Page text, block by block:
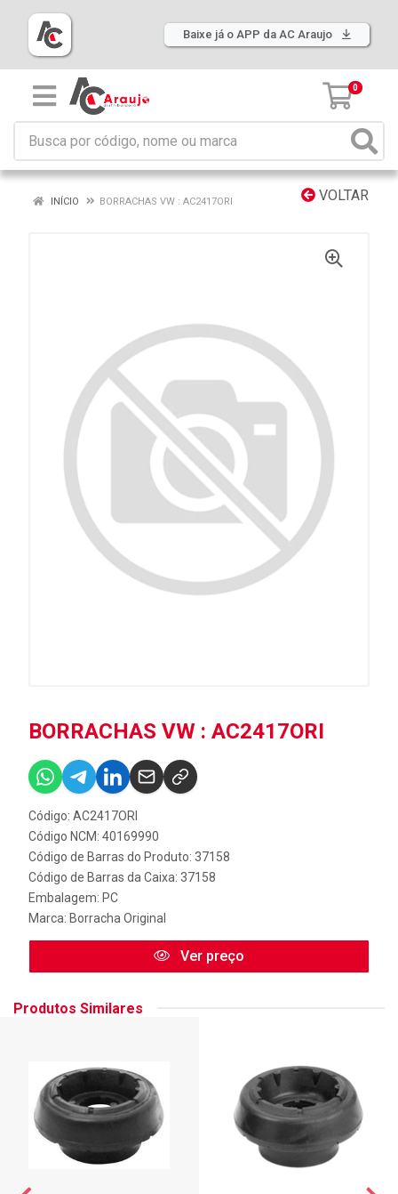
Baixe já o APP da AC Araujo
0
VOLTAR
INÍCIO BORRACHAS VW : AC2417ORI
BORRACHAS VW : AC2417ORI
Código: AC2417ORI
Código NCM: 40169990
Código de Barras do Produto: 37158
Código de Barras da Caixa: 37158
Embalagem: PC
Marca: Borracha Original
Ver preço
Produtos Similares